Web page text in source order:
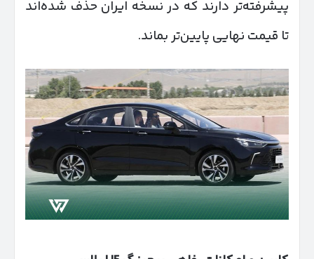
پیشرفته‌تر دارند که در نسخه ایران حذف شده‌اند
تا قیمت نهایی پایین‌تر بماند.